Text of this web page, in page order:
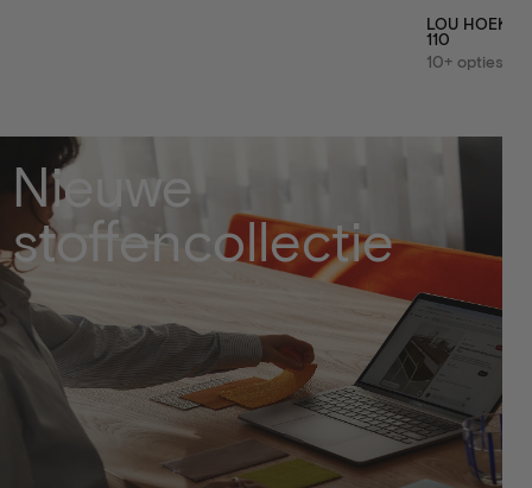
LOU
110
10+ opties
Nieuwe
stoffencollectie